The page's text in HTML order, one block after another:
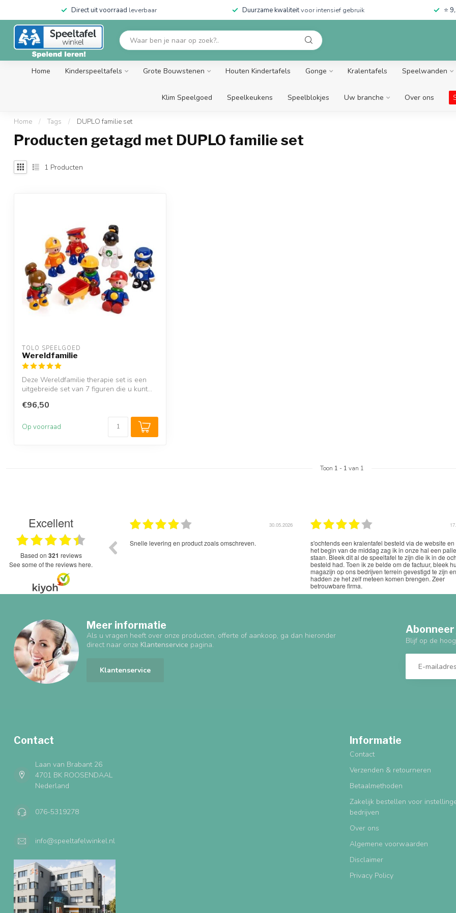
Direct uit voorraad leverbaar Duurzame kwaliteitvoor intensief gebruik ⭐
Home Kinderspeeltafels Grote Bouwstenen Houten Kindertafels Gonge Kralentafels Speelwanden
Klim Speelgoed Speelkeukens Speelblokjes Uw branche Over ons
Home / Tags / DUPLO familie set
Producten getagd met DUPLO familie set
1 Producten
TOLO SPEELGOED
Wereldfamilie
Deze Wereldfamilie therapie set is een
uitgebreide set van 7 figuren die u kunt...
€96,50
Op voorraad
Toon 1 - 1 van 1
Excellent
based on 321 reviews
see some of the reviews here.
25.11.2025
Mooie spullen, netjes bezorgd .
Mooie website met prachtig speelgoed, zeker de
waard om in de toekomst nog eens wat te bestellen.
Meer informatie
Als u vragen heeft over onze producten, offerte of aankoop, ga dan hieronder
direct naar onze Klantenservice pagina.
Klantenservice
Blijf op de
Contact
Laan van Brabant 26
4701 BK ROOSENDAAL
Nederland
076-5319278
info@speeltafelwinkel.nl
Informatie
Contact
Verzenden & retourneren
Betaalmethoden
Zakelijk bestellen voor
bedrijven
Over ons
Algemene voorwaarden
Disclaimer
Privacy Policy